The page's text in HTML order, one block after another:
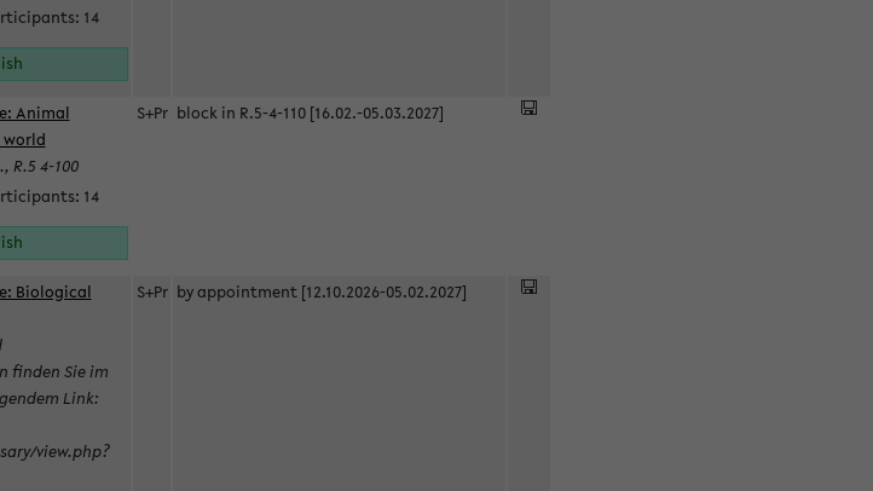
14
Animal
R.5 4-100
14
S+Pr block in R.5-4-110 [16.02.-05.03.2027]
Biological
finden Sie im
Link:
view.php?
S+Pr by appointment [12.10.2026-05.02.2027]